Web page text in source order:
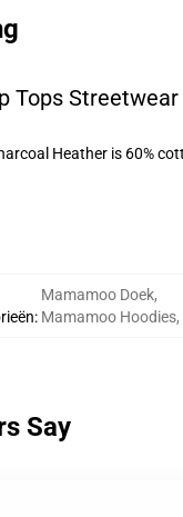
Tops
Heather is 60%
:
Mamamoo Doek,
Mamamoo Hoodies,
Say